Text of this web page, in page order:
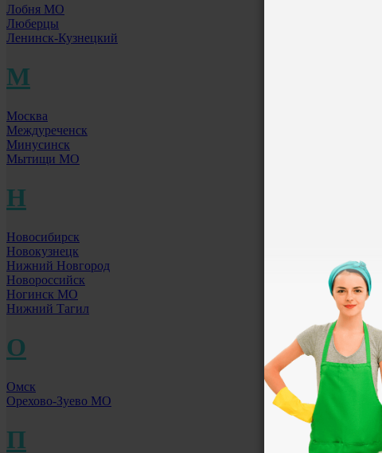
Лобня МО
Люберцы
Ленинск-Кузнецкий
М
Москва
Междуреченск
Минусинск
Мытищи МО
Н
Новосибирск
Новокузнецк
Нижний Новгород
Новороссийск
Ногинск МО
Нижний Тагил
О
Омск
Орехово-Зуево МО
П